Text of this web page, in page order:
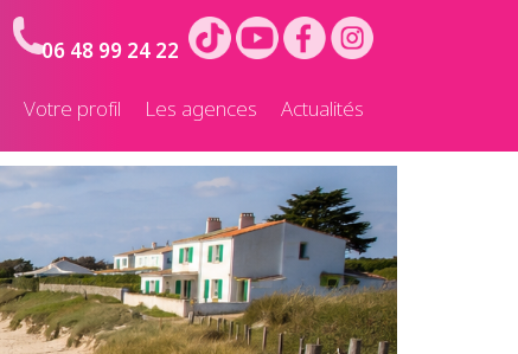
06 48 99 24 22
Votre profil Les agences Actualités